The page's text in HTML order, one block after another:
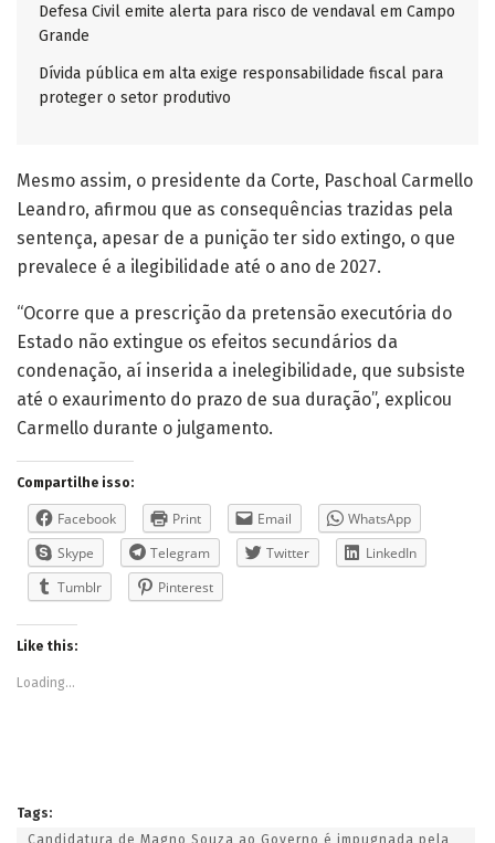
Defesa Civil emite alerta para risco de vendaval em Campo
Grande
Dívida pública em alta exige responsabilidade fiscal para
proteger o setor produtivo
Mesmo assim, o presidente da Corte, Paschoal Carmello
Leandro, afirmou que as consequências trazidas pela
sentença, apesar de a punição ter sido extingo, o que
prevalece é a ilegibilidade até o ano de 2027.
“Ocorre que a prescrição da pretensão executória do
Estado não extingue os efeitos secundários da
condenação, aí inserida a inelegibilidade, que subsiste
até o exaurimento do prazo de sua duração”, explicou
Carmello durante o julgamento.
Compartilhe isso:
Facebook Print Email
WhatsApp
Skype
Telegram Twitter
LinkedIn
Tumblr
Pinterest
Like this:
Loading...
Tags:
Candidatura de Magno Souza ao Governo é impugnada pela